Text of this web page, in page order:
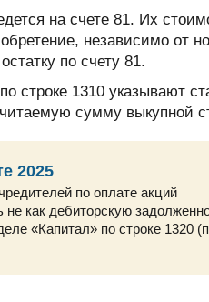
на счете 81. Их
независимо от
по счету 81.
строке 1310 указывают
сумму выкупной
2025
по оплате акций
не как дебиторскую
«Капитал» по строке 1320